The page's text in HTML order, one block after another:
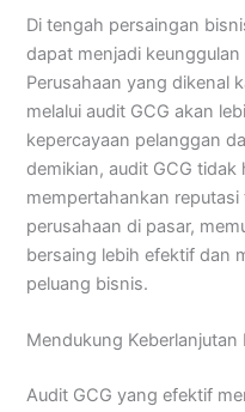
Di tengah persaingan
dapat menjadi
Perusahaan yang dikenal
melalui audit GCG akan
kepercayaan pelanggan
demikian, audit GCG
mempertahankan
perusahaan di pasar,
bersaing lebih efektif dan
peluang bisnis.
Mendukung
Audit GCG yang efektif